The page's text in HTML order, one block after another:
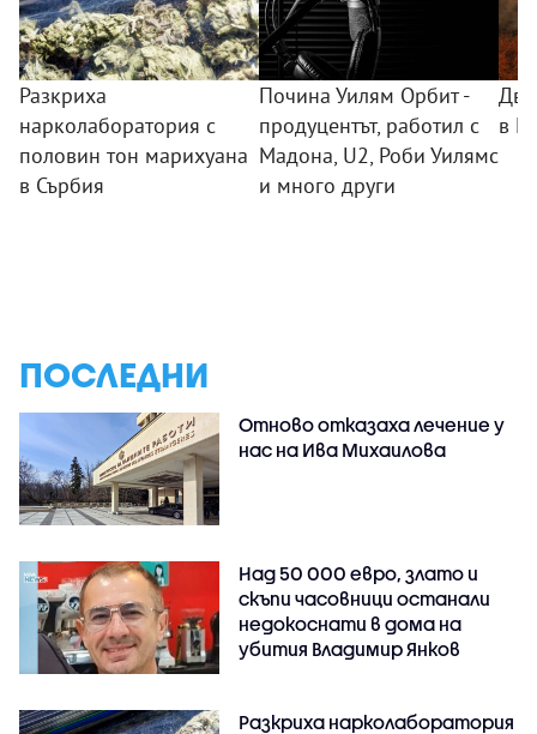
Разкриха
нарколаборатория с
половин тон марихуана
в Сърбия
Почина Уилям Орбит -
продуцентът, работил с
Мадона, U2, Роби Уилямс
и много други
в
ПОСЛЕДНИ
Отново отказаха лечение у
нас на Ива Михаилова
Над 50 000 евро, злато и
скъпи часовници останали
недокоснати в дома на
убития Владимир Янков
Разкриха нарколаборатория